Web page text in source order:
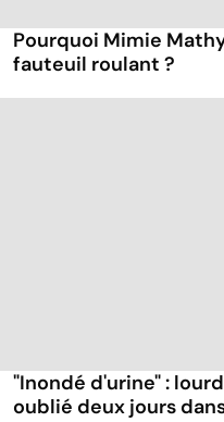
Pourquoi Mimie
fauteuil roulant ?
"Inondé d'urine" :
oublié deux jours